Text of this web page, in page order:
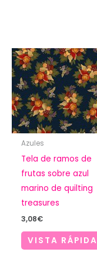
Azules
Tela de ramos de
frutas sobre azul
marino de quilting
treasures
3,08€
VISTA RÁPIDA